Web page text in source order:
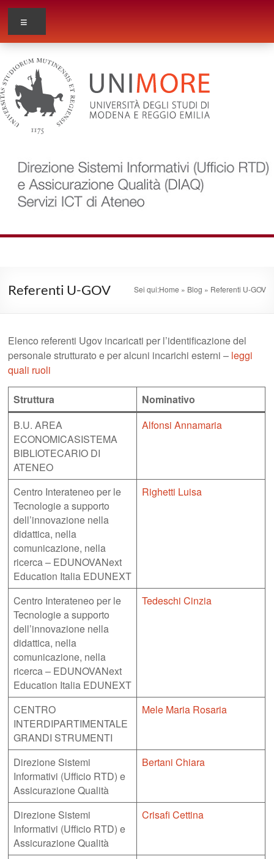
Salta
contenuto
Direzione
Sistemi
informativi
(Ufficio
RTD)
e
Qualità
Referenti U-GOV Sei qui:Home » Blog » Referenti U-GOV
Elenco referenti Ugov incaricati per l’identificazione del
personale strutturato e per alcuni incarichi esterni – leggi
quali ruoli
Struttura
Nominativo
B.U. AREA
ECONOMICASISTEMA
BIBLIOTECARIO DI
ATENEO
Alfonsi Annamaria
Centro Interateneo per le
Tecnologie a supporto
dell’innovazione nella
didattica, nella
comunicazione, nella
ricerca – EDUNOVANext
Education Italia EDUNEXT
Righetti Luisa
Centro Interateneo per le
Tecnologie a supporto
dell’innovazione nella
didattica, nella
comunicazione, nella
ricerca – EDUNOVANext
Education Italia EDUNEXT
Tedeschi Cinzia
CENTRO
INTERDIPARTIMENTALE
GRANDI STRUMENTI
Mele Maria Rosaria
Direzione Sistemi
Informativi (Ufficio RTD) e
Assicurazione Qualità
Bertani Chiara
Direzione Sistemi
Informativi (Ufficio RTD) e
Assicurazione Qualità
Crisafi Cettina